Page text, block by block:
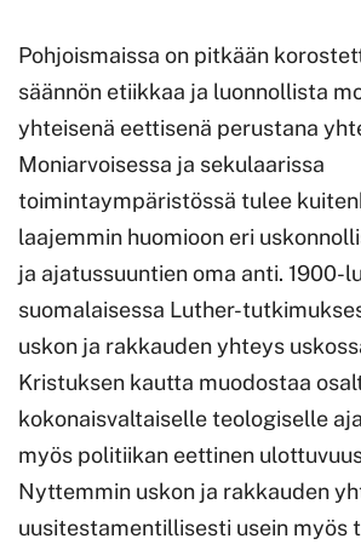
Pohjoismaissa on pitkään
säännön etiikkaa ja luonnollista
yhteisenä eettisenä perustana
Moniarvoisessa ja sekulaarissa
toimintaympäristössä tulee
laajemmin huomioon eri
ja ajatussuuntien oma anti. 1900-
suomalaisessa Luther-
uskon ja rakkauden yhteys
Kristuksen kautta muodostaa
kokonaisvaltaiselle teologiselle
myös politiikan eettinen
Nyttemmin uskon ja rakkauden
uusitestamentillisesti usein myös